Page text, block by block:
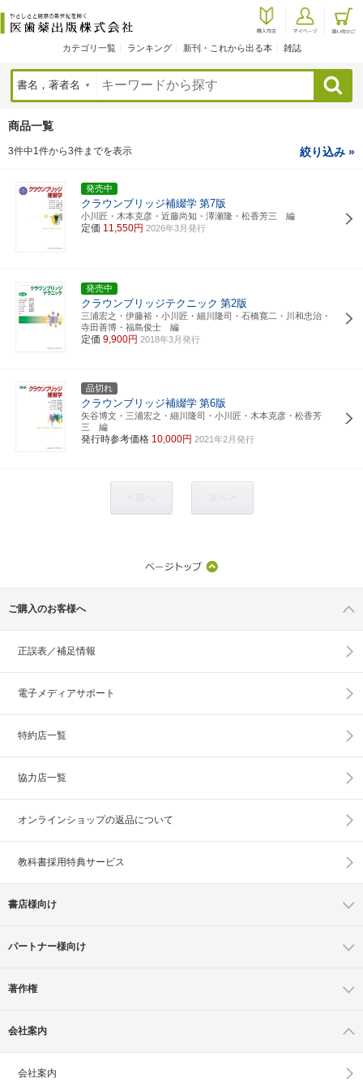
カテゴリ一覧 ランキング 新刊・これから出る本 雑誌
検索
商品一覧
3件中1件から3件までを表示 絞り込み »
発売中
クラウンブリッジ補綴学 第7版
小川匠・木本克彦・近藤尚知・澤瀬隆・松香芳三 編
定価 11,550円 2026年3月発行
発売中
クラウンブリッジテクニック 第2版
三浦宏之・伊藤裕・小川匠・細川隆司・石橋寛二・川和忠治・
寺田善博・福島俊士 編
定価 9,900円 2018年3月発行
品切れ
クラウンブリッジ補綴学 第6版
矢谷博文・三浦宏之・細川隆司・小川匠・木本克彦・松香芳
三 編
発行時参考価格 10,000円 2021年2月発行
ご購入のお客様へ
正誤表／補足情報
電子メディアサポート
特約店一覧
協力店一覧
オンラインショップの返品について
教科書採用特典サービス
書店様向け
パートナー様向け
著作権
会社案内
会社案内